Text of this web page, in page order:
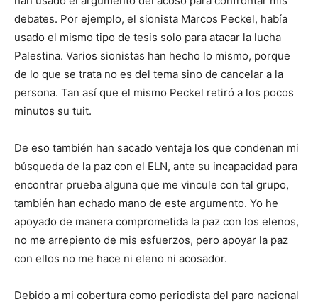
debates. Por ejemplo, el sionista Marcos Peckel, había
usado el mismo tipo de tesis solo para atacar la lucha
Palestina. Varios sionistas han hecho lo mismo, porque
de lo que se trata no es del tema sino de cancelar a la
persona. Tan así que el mismo Peckel retiró a los pocos
minutos su tuit.
De eso también han sacado ventaja los que condenan mi
búsqueda de la paz con el ELN, ante su incapacidad para
encontrar prueba alguna que me vincule con tal grupo,
también han echado mano de este argumento. Yo he
apoyado de manera comprometida la paz con los elenos,
no me arrepiento de mis esfuerzos, pero apoyar la paz
con ellos no me hace ni eleno ni acosador.
Debido a mi cobertura como periodista del paro nacional